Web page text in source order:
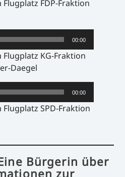
Flugplatz FDP-Fraktion
00:00
Flugplatz KG-Fraktion
Daegel
00:00
Flugplatz SPD-Fraktion
Bürgerin über
zur